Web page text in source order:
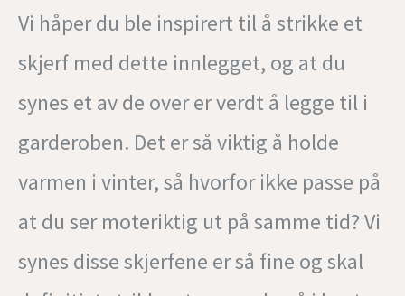
Vi håper du ble inspirert til å strikke et
skjerf med dette innlegget, og at du
synes et av de over er verdt å legge til i
garderoben. Det er så viktig å holde
varmen i vinter, så hvorfor ikke passe på
at du ser moteriktig ut på samme tid? Vi
synes disse skjerfene er så fine og skal